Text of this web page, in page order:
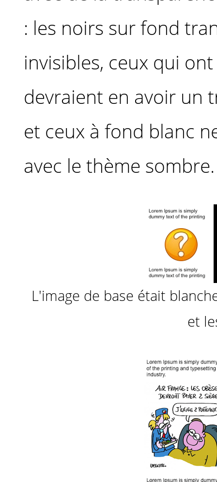
: les noirs sur fond
invisibles, ceux qui
devraient en avoir un
et ceux à fond blanc
avec le thème sombre.
L'image de base était
et